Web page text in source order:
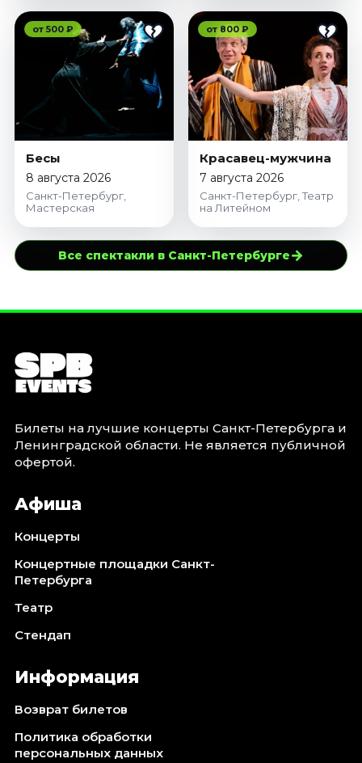
от 500 ₽
Бесы
8 августа 2026
Санкт-Петербург,
Мастерская
от 800 ₽
Красавец-мужчина
7 августа 2026
Санкт-Петербург, Театр
на Литейном
Все спектакли в Санкт-Петербурге→
Билеты на лучшие концерты Санкт-Петербурга и
Ленинградской области. Не является публичной
офертой.
Афиша
Концерты
Концертные площадки Санкт-
Петербурга
Театр
Стендап
Информация
Возврат билетов
Политика обработки
персональных данных